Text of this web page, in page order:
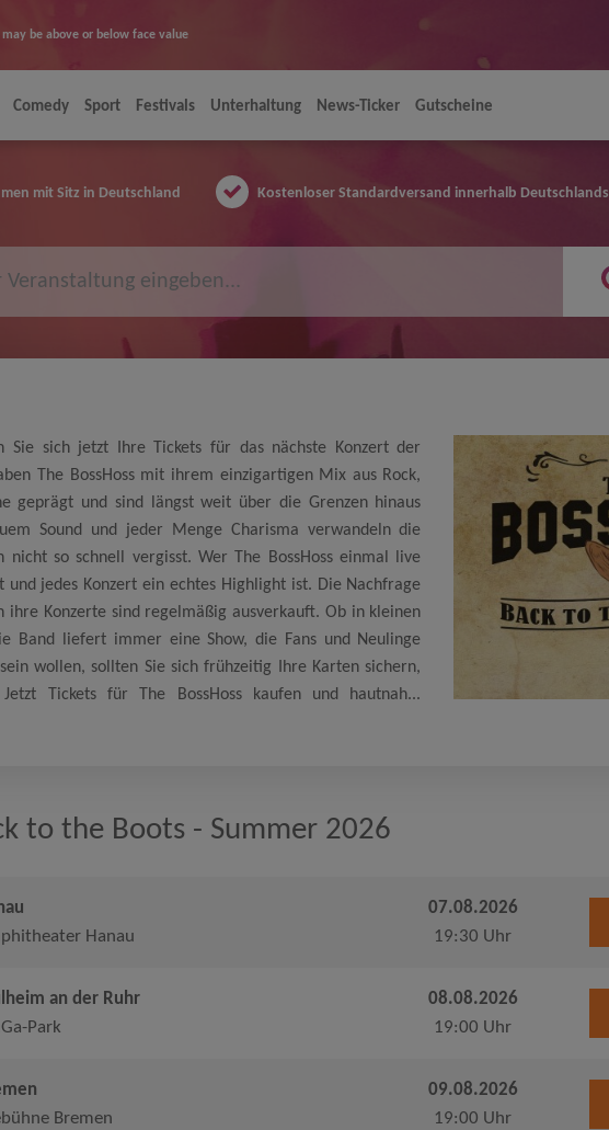
be above or below face value
Comedy Sport Festivals Unterhaltung News-Ticker Gutscheine
mit Sitz in Deutschland Kostenloser Standardversand innerhalb Deutschlands
Sie sich jetzt Ihre Tickets für das nächste Konzert der
The BossHoss mit ihrem einzigartigen Mix aus Rock,
geprägt und sind längst weit über die Grenzen hinaus
Sound und jeder Menge Charisma verwandeln die
so schnell vergisst. Wer The BossHoss einmal live
jedes Konzert ein echtes Highlight ist. Die Nachfrage
ihre Konzerte sind regelmäßig ausverkauft. Ob in kleinen
Band liefert immer eine Show, die Fans und Neulinge
wollen, sollten Sie sich frühzeitig Ihre Karten sichern,
Tickets für The BossHoss kaufen und hautnah...
to the Boots - Summer 2026
Hanau
07.08.2026
19:30 Uhr
an der Ruhr
Park
08.08.2026
19:00 Uhr
Bremen
09.08.2026
19:00 Uhr